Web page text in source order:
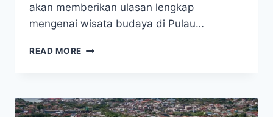
akan memberikan ulasan lengkap
mengenai wisata budaya di Pulau…
READ MORE MELIHAT
PULAU
SAGORI,